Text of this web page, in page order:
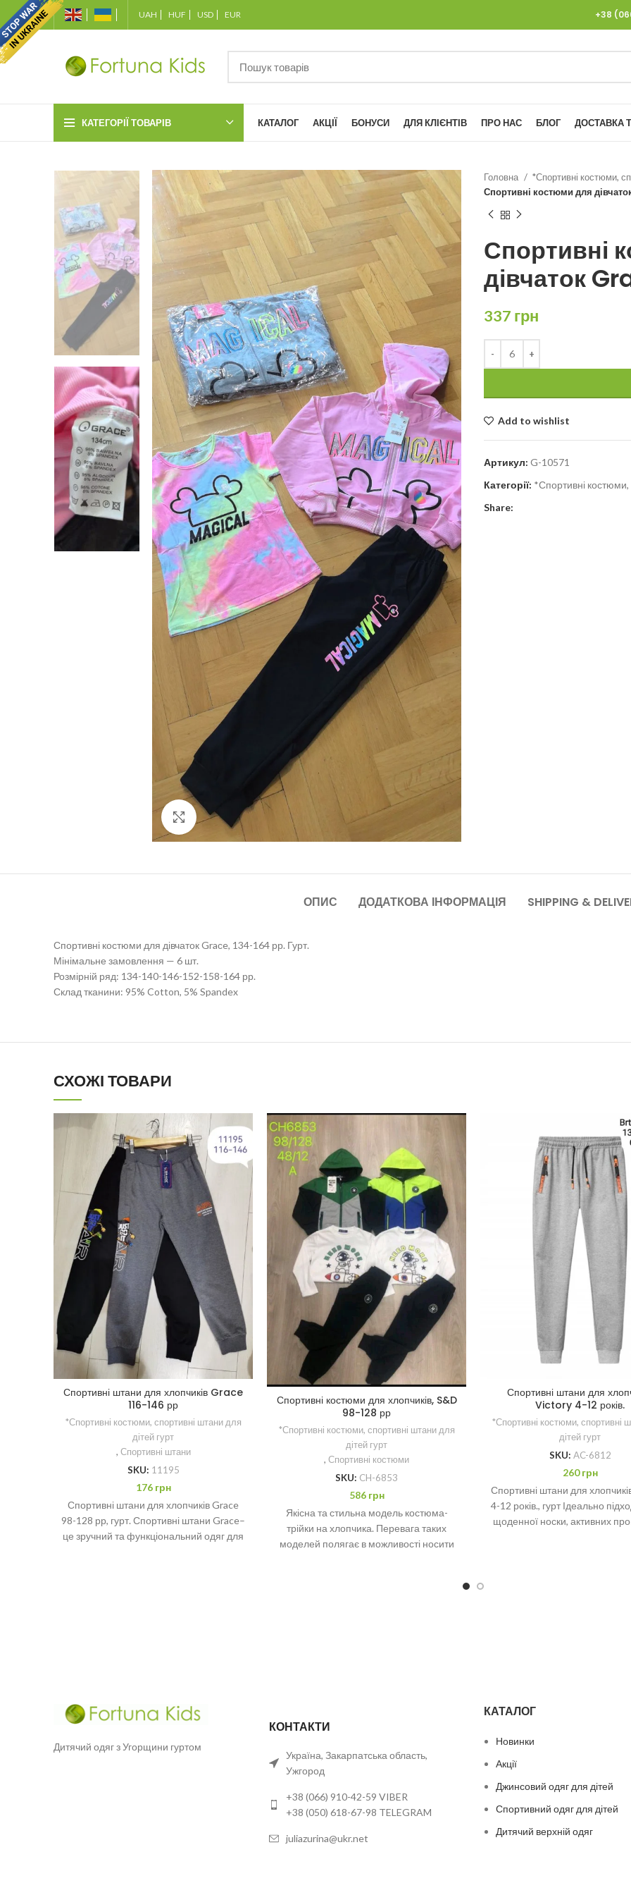
UAH HUF USD EUR +38
КАТЕГОРІЇ ТОВАРІВ КАТАЛОГ АКЦІЇ БОНУСИ ДЛЯ КЛІЄНТІВ ПРО НАС БЛОГ ДОСТАВКА
Click to enlarge
Головна
*Спортивні костюми,
Спортивні костюми для
Спортивні
дівчаток
337 грн
Add to wishlist
Артикул: G-10571
Категорії: *Спортивні костюми,
Share:
ОПИС ДОДАТКОВА ІНФОРМАЦІЯ SHIPPING &
Спортивні костюми для дівчаток Graсe, 134-164 рр. Гурт.
Мінімальне замовлення — 6 шт.
Розмірній ряд: 134-140-146-152-158-164 рр.
Склад тканини: 95% Cotton, 5% Spandex
СХОЖІ ТОВАРИ
Спортивні штани для хлопчиків Grace
116-146 рр
*Спортивні костюми, спортивні штани для
дітей гурт
, Спортивні штани
SKU: 11195
176 грн
Спортивні штани для хлопчиків Grace
98-128 рр, гурт. Спортивні штани Grace–
це зручний та функціональний одяг для
Спортивні костюми для хлопчиків, S&D
98-128 рр
*Спортивні костюми, спортивні штани для
дітей гурт
, Спортивні костюми
SKU: CH-6853
586 грн
Якісна та стильна модель костюма-
трійки на хлопчика. Перевага таких
моделей полягає в можливості носити
Спортивні штани для
Victory 4-12 років.
*Спортивні костюми, спортивні
дітей гурт
SKU: AC-6812
260грн
Спортивні штани для
4-12 років., гурт Ідеально
щоденної носки, активних
Дитячий одяг з Угорщини гуртом
КОНТАКТИ
Україна, Закарпатська область,
Ужгород
+38 (066) 910-42-59 VIBER
+38 (050) 618-67-98 TELEGRAM
juliazurina@ukr.net
КАТАЛОГ
Новинки
Акції
Джинсовий одяг для дітей
Спортивний одяг для дітей
Дитячий верхній одяг